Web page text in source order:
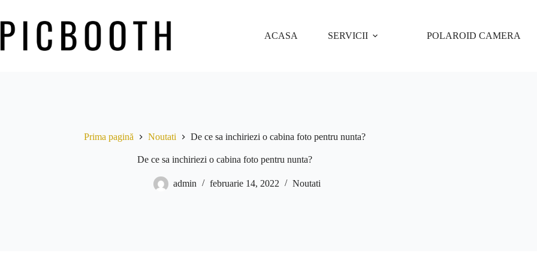
ACASA SERVICII POLAROID CAMERA
Prima pagină Noutati De ce sa inchiriezi o cabina foto pentru nunta?
De ce sa inchiriezi o cabina foto pentru nunta?
admin februarie 14, 2022 Noutati